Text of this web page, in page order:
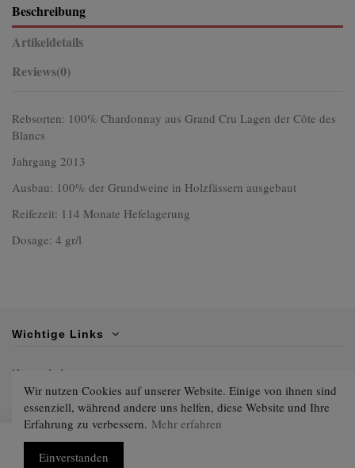
Beschreibung
Artikeldetails
Reviews(0)
Rebsorten: 100% Chardonnay aus Grand Cru Lagen der Côte des
Blancs
Jahrgang 2013
Ausbau: 100% der Grundweine in Holzfässern ausgebaut
Reifezeit: 114 Monate Hefelagerung
Dosage: 4 gr/l
Wichtige Links
Kontaktiere uns
Folgen Sie uns
Wir nutzen Cookies auf unserer Website. Einige von ihnen sind
essenziell, während andere uns helfen, diese Website und Ihre
Erfahrung zu verbessern. Mehr erfahren
Einverstanden